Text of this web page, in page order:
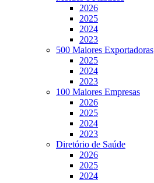
2026
2025
2024
2023
500 Maiores Exportadoras
2025
2024
2023
100 Maiores Empresas
2026
2025
2024
2023
Diretório de Saúde
2026
2025
2024